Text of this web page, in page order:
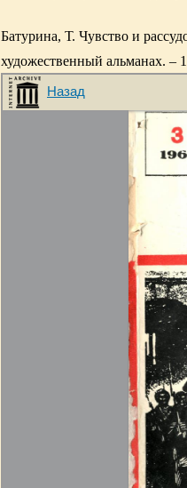
Батурина, Т. Чувство и
художественный альманах. –